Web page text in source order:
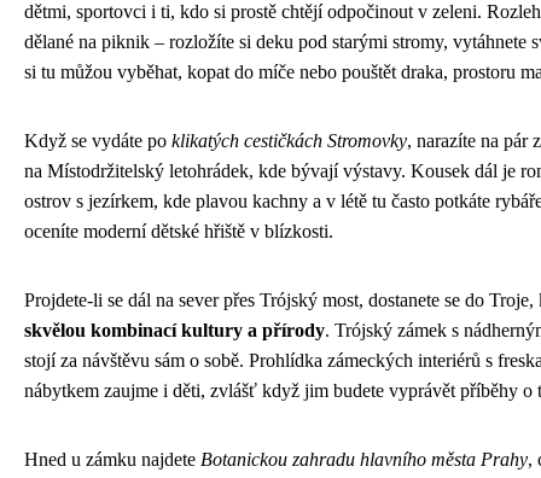
dětmi, sportovci i ti, kdo si prostě chtějí odpočinout v zeleni.
dělané na piknik – rozložíte si deku pod starými stromy, vytáhnete
si tu můžou vyběhat, kopat do míče nebo pouštět draka, prostoru
Když se vydáte po klikatých cestičkách Stromovky, narazíte na pár
na Místodržitelský letohrádek, kde bývají výstavy. Kousek dál je
ostrov s jezírkem, kde plavou kachny a v létě tu často potkáte
oceníte moderní dětské hřiště v blízkosti.
Projdete-li se dál na sever přes Trójský most, dostanete se do
skvělou kombinací kultury a přírody. Trójský zámek s
stojí za návštěvu sám o sobě. Prohlídka zámeckých interiérů s
nábytkem zaujme i děti, zvlášť když jim budete vyprávět příběhy o
Hned u zámku najdete Botanickou zahradu hlavního města Prahy,